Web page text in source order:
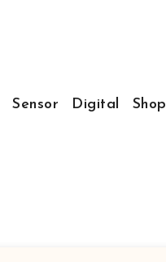
Sensor Digital
Shop